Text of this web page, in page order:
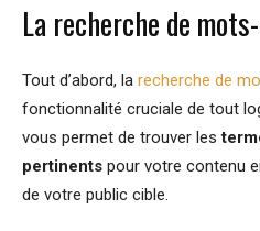
La recherche de
Tout d’abord, la recherche de
fonctionnalité cruciale de tout
vous permet de trouver les
pertinents pour votre contenu
de votre public cible.